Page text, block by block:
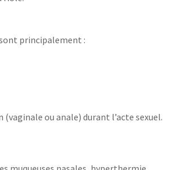
principalement :
ou anale) durant l’acte sexuel.